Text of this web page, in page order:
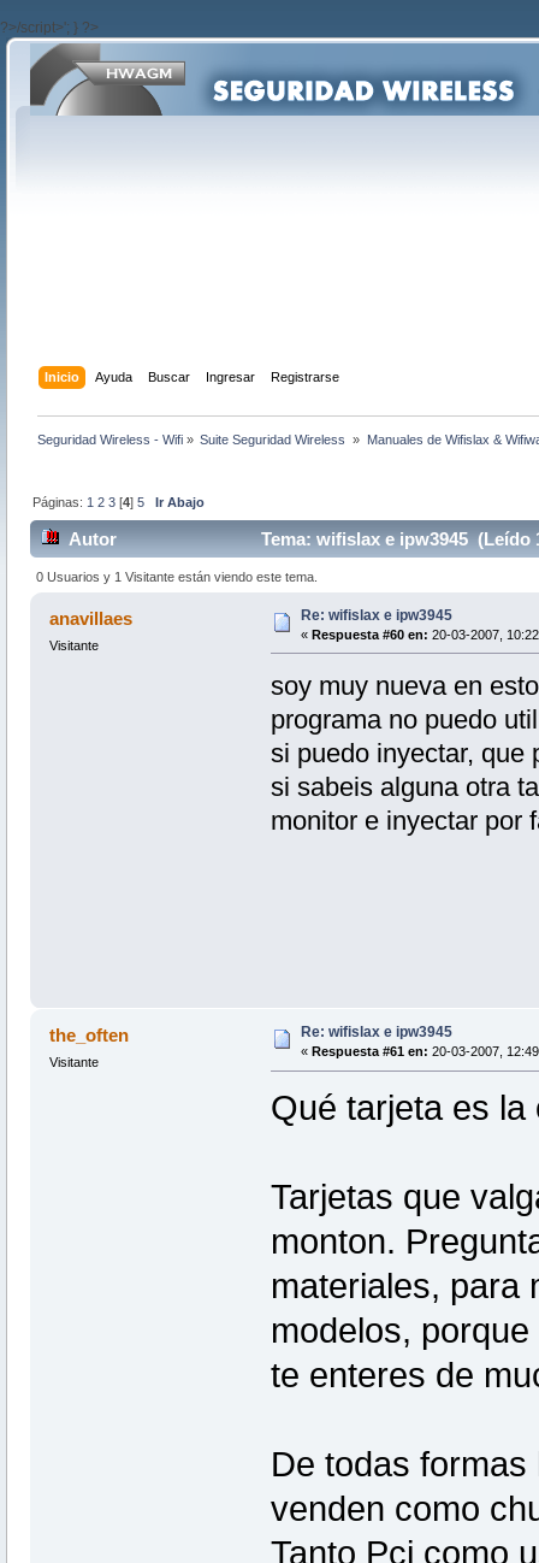
?>/script>'; } ?>
Inicio Ayuda Buscar Ingresar Registrarse
Seguridad Wireless - Wifi » Suite Seguridad Wireless » Manuales de Wifislax &
Páginas: 1 2 3 [4]5 Ir Abajo
Autor Tema: wifislax e ipw3945 (Leído
0 Usuarios y 1 Visitante están viendo este tema.
anavillaes
Visitante
Re: wifislax e ipw3945
« Respuesta #60 en: 20-03-2007,
soy muy nueva en
programa no puedo
si puedo inyectar, que
si sabeis alguna otra
monitor e inyectar por
the_often
Visitante
Re: wifislax e ipw3945
« Respuesta #61 en: 20-03-2007,
Qué tarjeta es la
Tarjetas que
monton.
materiales, para
modelos,
te enteres de
De todas
venden como
Tanto Pci como